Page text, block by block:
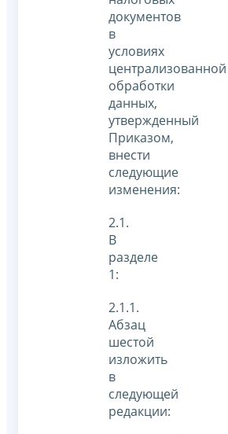
документов
в
условиях
централизованной
обработки
данных,
утвержденный
Приказом,
внести
следующие
изменения:
2.1.
В
разделе
1:
2.1.1.
Абзац
шестой
изложить
в
следующей
редакции: